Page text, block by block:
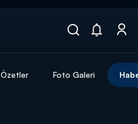
Özetler Foto Galeri